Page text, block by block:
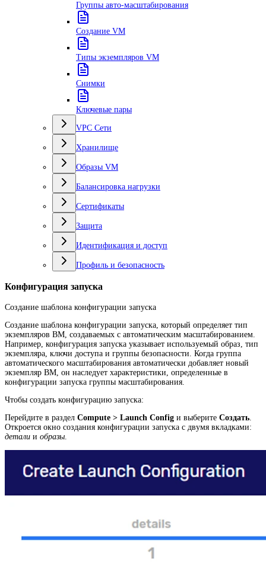
Группы авто-масштабирования
Создание VM
Типы экземпляров VM
Снимки
Ключевые пары
VPC Сети
Хранилище
Образы VM
Балансировка нагрузки
Сертификаты
Защита
Идентификация и доступ
Профиль и безопасность
Конфигурация запуска
Создание шаблона конфигурации запуска
Создание шаблона конфигурации запуска, который определяет тип
экземпляров ВМ, создаваемых с автоматическим масштабированием.
Например, конфигурация запуска указывает используемый образ, тип
экземпляра, ключи доступа и группы безопасности. Когда группа
автоматического масштабирования автоматически добавляет новый
экземпляр ВМ, он наследует характеристики, определенные в
конфигурации запуска группы масштабирования.
Чтобы создать конфигурацию запуска:
Перейдите в раздел Compute > Launch Config и выберите Создать
Откроется окно создания конфигурации запуска с двумя вкладками:
детали и образы